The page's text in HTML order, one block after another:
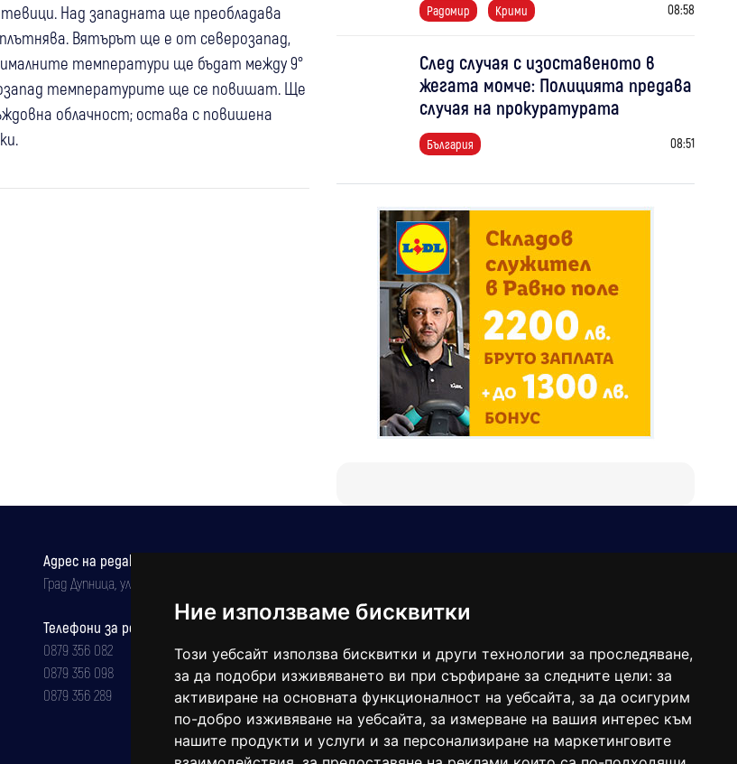
Ние използваме бисквитки
Този уебсайт използва бисквитки и други технологии за проследяване,
за да подобри изживяването ви при сърфиране за следните цели: за
активиране на основната функционалност на уебсайта, за да осигурим
по-добро изживяване на уебсайта, за измерване на вашия интерес към
нашите продукти и услуги и за персонализиране на маркетинговите
Над западната ще преобладава
Вятърът ще е от северозапад,
температури ще бъдат между 9°
температурите ще се повишат. Ще
облачност; остава с повишена
горещини: Оранжев код за
код за опасно високи
Радомир Крими 08:58
След случая с изоставеното в
жегата момче: Полицията предава
случая на прокуратурата
България 08:51
Адрес на редакцията
Град Дупница, ул.''Христо Ботев" 43
Телефони за реклама и абонаменти
0879 356 082
0879 356 098
0879 356 289
balgarkanews@gmail.com